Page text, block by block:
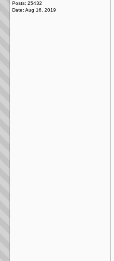
Posts: 25432
Date: Aug 16, 2019